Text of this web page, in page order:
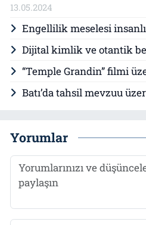
13.05.2024
Engellilik meselesi
Dijital kimlik ve otantik
“Temple Grandin” filmi
Batı’da tahsil mevzuu
Yorumlar